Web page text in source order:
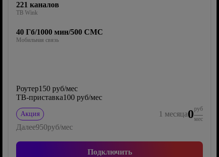
221 каналов
ТВ Wink
40 Гб/1000 мин/500 СМС
Мобильная связь
Роутер150 руб/мес
ТВ-приставка100 руб/мес
Акция 1 месяца0руб
мес
Далее950руб/мес
Подключить